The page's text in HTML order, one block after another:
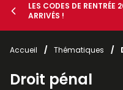
le sous-menu Vos
le sous-menu Vos besoins
LES CODES DE RENTRÉE
ARRIVÉS !
Accueil / Thématiques /
Droit pénal